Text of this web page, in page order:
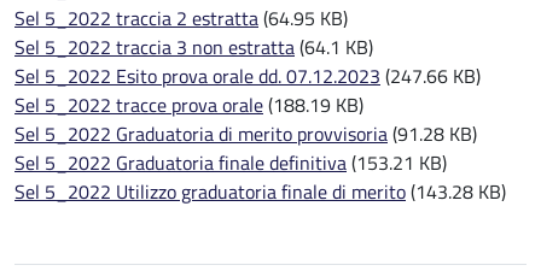
Sel 5_2022 traccia 2 estratta(64.95 KB)
Sel 5_2022 traccia 3 non estratta(64.1 KB)
Sel 5_2022 Esito prova orale dd. 07.12.2023 (247.66 KB)
Sel 5_2022 tracce prova orale(188.19 KB)
Sel 5_2022 Graduatoria di merito provvisoria(91.28 KB)
Sel 5_2022 Graduatoria finale definitiva(153.21 KB)
Sel 5_2022 Utilizzo graduatoria finale di merito(143.28 KB)